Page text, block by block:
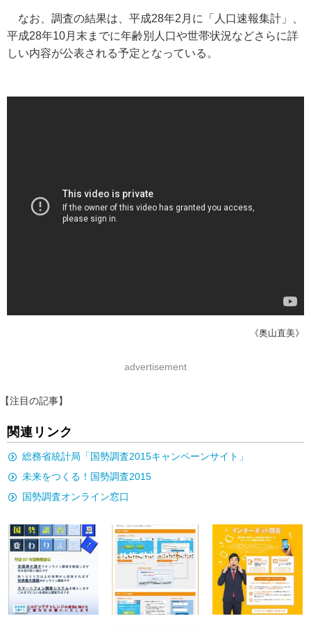
なお、調査の結果は、平成28年2月に「人口速報集計」、
平成28年10月末までに年齢別人口や世帯状況などさらに詳
しい内容が公表される予定となっている。
《奥山直美》
advertisement
【注目の記事】
関連リンク
総務省統計局「国勢調査2015キャンペーンサイト」
未来をつくる！国勢調査2015
国勢調査オンライン窓口